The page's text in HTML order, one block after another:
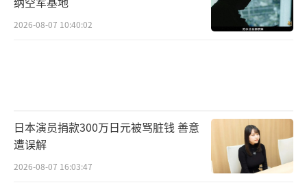
2026-08-07 10:40:02
日本演员捐款300万日元被骂脏钱 善意
遭误解
2026-08-07 16:03:47